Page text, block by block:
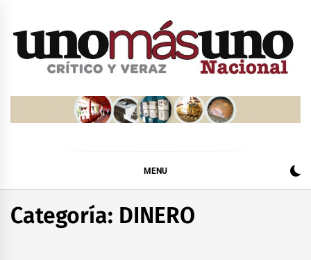
MENU
Categoría: DINERO